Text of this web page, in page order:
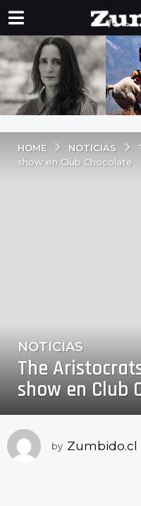
HOME NOTICIAS
show en Club Chocolate
1
a
o
a
g
o
NOTICIAS
The
show en Club
by Zumbido.cl